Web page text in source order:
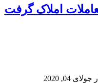
املاک گرفت
جولای 04, 2020